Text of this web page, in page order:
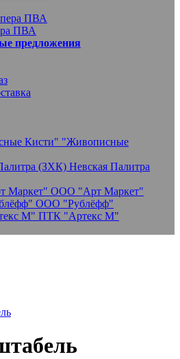
ПВА
предложения
"Живописные
Невская Палитра
ООО "Арт Маркет"
ООО "Рублёфф"
ПТК "Артекс М"